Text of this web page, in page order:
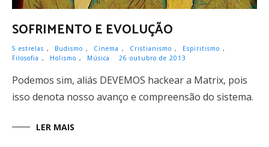
SOFRIMENTO E EVOLUÇÃO
5 estrelas , Budismo , Cinema , Cristianismo , Espiritismo ,
Filosofia , Holismo , Música 26 outubro de 2013
Podemos sim, aliás DEVEMOS hackear a Matrix, pois
isso denota nosso avanço e compreensão do sistema.
LER MAIS